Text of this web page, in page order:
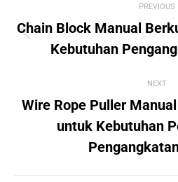
PREVIOUS
post:
Chain Block Manual
Kebutuhan
NEXT
Next
Wire Rope Puller
untuk Kebutuhan